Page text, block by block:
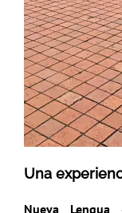
Una
Nueva Lengua